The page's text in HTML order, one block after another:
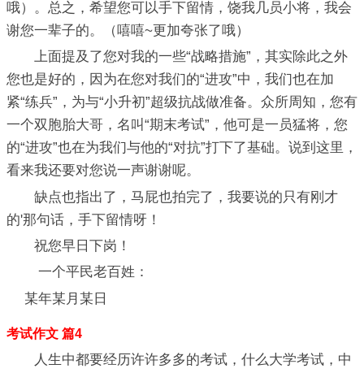
哦）。总之，希望您可以手下留情，饶我几员小将，我会
谢您一辈子的。（嘻嘻~更加夸张了哦）
上面提及了您对我的一些“战略措施”，其实除此之外
您也是好的，因为在您对我们的“进攻”中，我们也在加
紧“练兵”，为与“小升初”超级抗战做准备。众所周知，您有
一个双胞胎大哥，名叫“期末考试”，他可是一员猛将，您
的“进攻”也在为我们与他的“对抗”打下了基础。说到这里，
看来我还要对您说一声谢谢呢。
缺点也指出了，马屁也拍完了，我要说的只有刚才
的'那句话，手下留情呀！
祝您早日下岗！
一个平民老百姓：
某年某月某日
考试作文 篇4
人生中都要经历许许多多的考试，什么大学考试，中